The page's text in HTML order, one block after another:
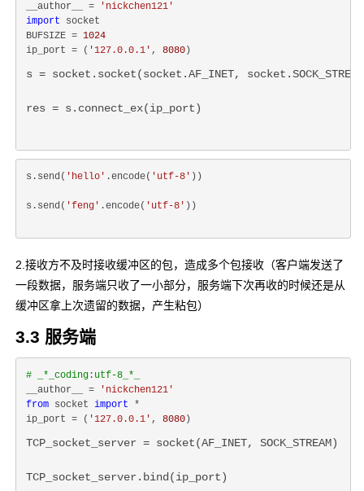
__author__ =
'nickchen121'
import socket
BUFSIZE = 1024
ip_port = ( '127.0.0.1' , 8080
s = socket.socket(socket.AF_INET,
res = s.connect_ex(ip_port)
s.send( 'hello' .encode( 'utf-8' ))
s.send( 'feng' .encode( 'utf-8' ))
2.接收方不及时接收缓冲区的包，造成多个包接收（客户端发送了
一段数据，服务端只收了一小部分，服务端下次再收的时候还是从
缓冲区拿上次遗留的数据，产生粘包）
3.3 服务端
# _*_coding:utf-8_*_
__author__ =
'nickchen121'
from socket import *
ip_port = ( '127.0.0.1' , 8080
TCP_socket_server = socket(AF_INET, SOCK_STREAM)
TCP_socket_server.bind(ip_port)